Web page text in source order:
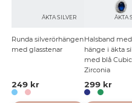
ÄKTA SILVER
Runda silverörhängen
med glasstenar
249 kr
ÄKTA
Halsband
hänge i äkta
med blå Cubic
Zirconia
299 kr